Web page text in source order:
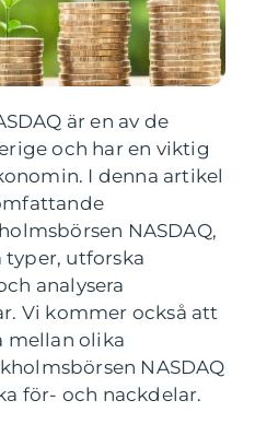
är en av de
och har en viktig
I denna artikel
NASDAQ,
typer, utforska
analysera
Vi kommer också att
mellan olika
NASDAQ
för- och nackdelar.